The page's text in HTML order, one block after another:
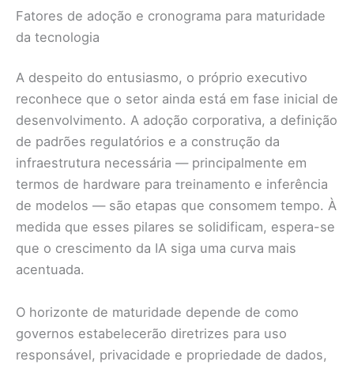
Fatores de adoção e cronograma para maturidade
da tecnologia
A despeito do entusiasmo, o próprio executivo
reconhece que o setor ainda está em fase inicial de
desenvolvimento. A adoção corporativa, a definição
de padrões regulatórios e a construção da
infraestrutura necessária — principalmente em
termos de hardware para treinamento e inferência
de modelos — são etapas que consomem tempo. À
medida que esses pilares se solidificam, espera-se
que o crescimento da IA siga uma curva mais
acentuada.
O horizonte de maturidade depende de como
governos estabelecerão diretrizes para uso
responsável, privacidade e propriedade de dados,